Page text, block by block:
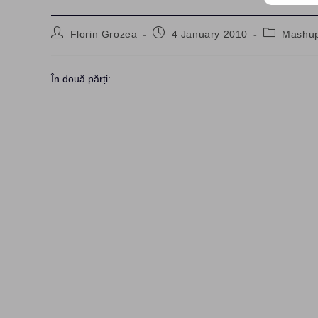
PostFlorin Grozea
Post4 January 2010
Post
În două părți: